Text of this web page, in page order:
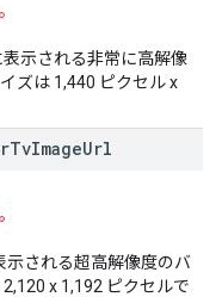
示される非常に高解像
ズは 1,440 ピクセル x
TvImageUrl
示される超高解像度のバ
x 1,192 ピクセルで